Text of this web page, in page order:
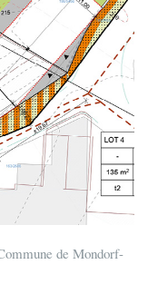
de Mondorf-